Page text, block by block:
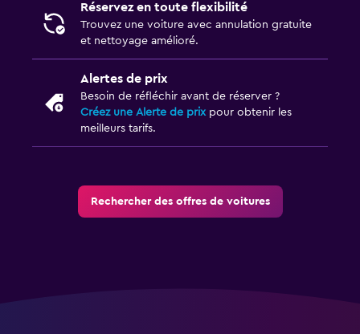
Réservez en toute flexibilité
Trouvez une voiture avec annulation gratuite
et nettoyage amélioré.
Alertes de prix
Besoin de réfléchir avant de réserver ?
Créez une Alerte de prixpour obtenir les
meilleurs tarifs.
Rechercher des offres de voitures